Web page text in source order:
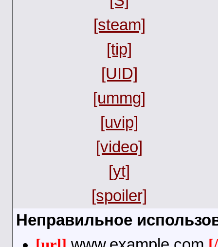
[steam]
[tip]
[UID]
[ummg]
[uvip]
[video]
[yt]
[spoiler]
Неправильное